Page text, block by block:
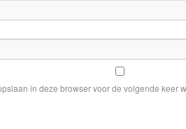
in deze browser voor de volgende keer